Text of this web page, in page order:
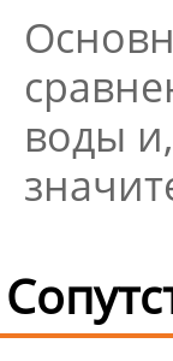
воды